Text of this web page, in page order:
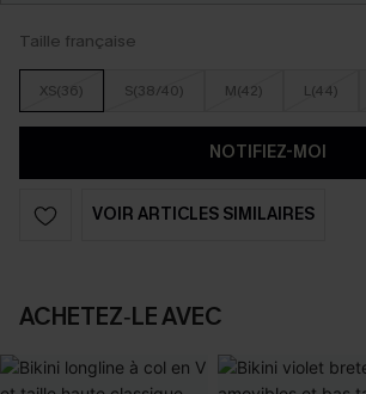
Taille française
XS(36) S(38/40) M(42) L(44)
NOTIFIEZ-MOI
VOIR ARTICLES SIMILAIRES
ACHETEZ‑LE AVEC